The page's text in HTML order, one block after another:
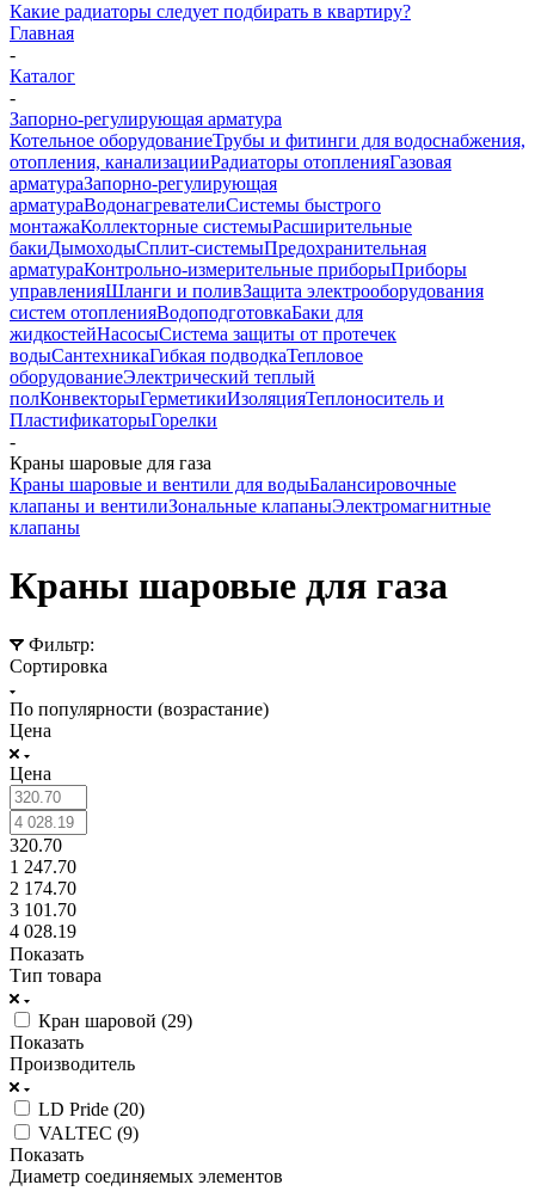
Какие радиаторы следует подбирать в квартиру?
Главная
-
Каталог
-
Запорно-регулирующая арматура
Котельное оборудованиеТрубы и фитинги для водоснабжения,
отопления, канализацииРадиаторы отопленияГазовая
арматураЗапорно-регулирующая
арматураВодонагревателиСистемы быстрого
монтажаКоллекторные системыРасширительные
бакиДымоходыСплит-системыПредохранительная
арматураКонтрольно-измерительные приборыПриборы
управленияШланги и поливЗащита электрооборудования
систем отопленияВодоподготовкаБаки для
жидкостейНасосыСистема защиты от протечек
водыСантехникаГибкая подводкаТепловое
оборудованиеЭлектрический теплый
полКонвекторыГерметикиИзоляцияТеплоноситель и
ПластификаторыГорелки
-
Краны шаровые для газа
Краны шаровые и вентили для водыБалансировочные
клапаны и вентилиЗональные клапаныЭлектромагнитные
клапаны
Краны шаровые для газа
Фильтр:
Сортировка
По популярности (возрастание)
Цена
Цена
320.70
1 247.70
2 174.70
3 101.70
4 028.19
Показать
Тип товара
Кран шаровой (29)
Показать
Производитель
LD Pride (20)
VALTEC (9)
Показать
Диаметр соединяемых элементов